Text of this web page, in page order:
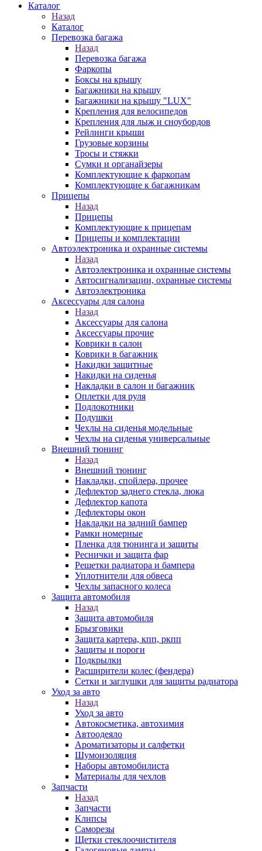
Каталог
Назад
Каталог
Перевозка багажа
Назад
Перевозка багажа
Фаркопы
Боксы на крышу
Багажники на крышу
Багажники на крышу "LUX"
Крепления для велосипедов
Крепления для лыж и сноубордов
Рейлинги крыши
Грузовые корзины
Тросы и стяжки
Сумки и органайзеры
Комплектующие к фаркопам
Комплектующие к багажникам
Прицепы
Назад
Прицепы
Комплектующие к прицепам
Прицепы и комплектации
Автоэлектроника и охранные системы
Назад
Автоэлектроника и охранные системы
Автосигнализации, охранные системы
Автоэлектроника
Аксессуары для салона
Назад
Аксессуары для салона
Аксессуары прочие
Коврики в салон
Коврики в багажник
Накидки защитные
Накидки на сиденья
Накладки в салон и багажник
Оплетки для руля
Подлокотники
Подушки
Чехлы на сиденья модельные
Чехлы на сиденья универсальные
Внешний тюнинг
Назад
Внешний тюнинг
Накладки, спойлера, прочее
Дефлектор заднего стекла, люка
Дефлектор капота
Дефлекторы окон
Накладки на задний бампер
Рамки номерные
Пленка для тюнинга и защиты
Реснички и защита фар
Решетки радиатора и бампера
Уплотнители для обвеса
Чехлы запасного колеса
Защита автомобиля
Назад
Защита автомобиля
Брызговики
Защита картера, кпп, ркпп
Защиты и пороги
Подкрылки
Расширители колес (фендера)
Сетки и заглушки для защиты радиатора
Уход за авто
Назад
Уход за авто
Автокосметика, автохимия
Автоодеяло
Ароматизаторы и салфетки
Шумоизоляция
Наборы автомобилиста
Материалы для чехлов
Запчасти
Назад
Запчасти
Клипсы
Саморезы
Щетки стеклоочистителя